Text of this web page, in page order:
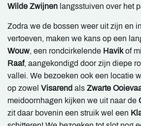
Wilde Zwijnen langsstuiven over het
Zodra we de bossen weer uit zijn en
vertoeven, maken we kans op een
Wouw, een rondcirkelende Havikof
Raaf, aangekondigd door zijn diepe
vallei. We bezoeken ook een locatie
op zowel Visarend als Zwarte
meidoornhagen kijken we uit naar de
zit daar bovenin een struik wel een